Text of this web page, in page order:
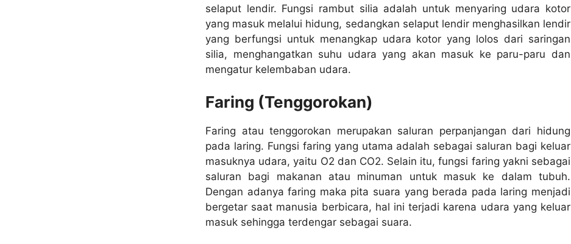
selaput lendir. Fungsi rambut silia adalah untuk menyaring udara kotor
yang masuk melalui hidung, sedangkan selaput lendir menghasilkan lendir
yang berfungsi untuk menangkap udara kotor yang lolos dari saringan
silia, menghangatkan suhu udara yang akan masuk ke paru-paru dan
mengatur kelembaban udara.
Faring (Tenggorokan)
Faring atau tenggorokan merupakan saluran perpanjangan dari hidung
pada laring. Fungsi faring yang utama adalah sebagai saluran bagi keluar
masuknya udara, yaitu O2 dan CO2. Selain itu, fungsi faring yakni sebagai
saluran bagi makanan atau minuman untuk masuk ke dalam tubuh.
Dengan adanya faring maka pita suara yang berada pada laring menjadi
bergetar saat manusia berbicara, hal ini terjadi karena udara yang keluar
masuk sehingga terdengar sebagai suara.